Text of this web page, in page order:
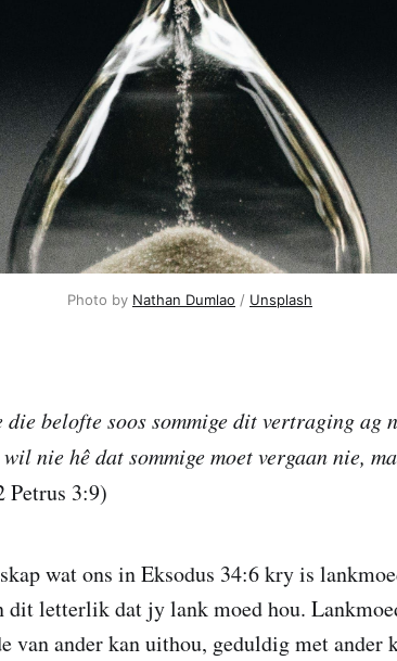
Photo by Nathan Dumlao / Unsplash
belofte soos sommige dit vertraging ag
nie hê dat sommige moet vergaan nie,
Petrus 3:9)
wat ons in Eksodus 34:6 kry is
dit letterlik dat jy lank moed hou.
van ander kan uithou, geduldig met ander